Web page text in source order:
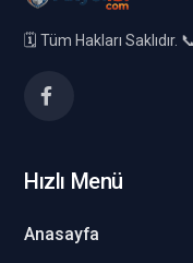
🗓️ Tüm Hakları Saklıdır.
Hızlı Menü
Anasayfa